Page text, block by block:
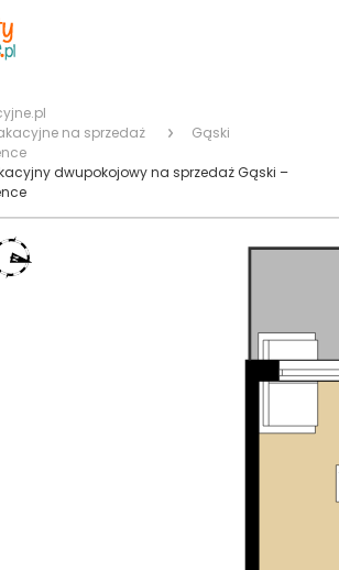
na sprzedaż
Gąski
dwupokojowy na sprzedaż Gąski –